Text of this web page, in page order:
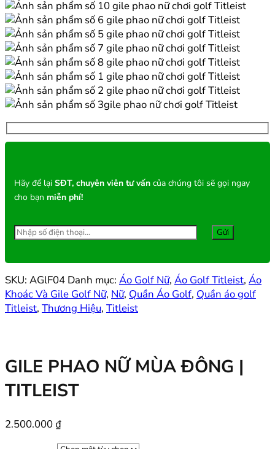
Hãy để lại SĐT, chuyên viên tư vấn của chúng tôi sẽ gọi ngay
cho bạn miễn phí!
SKU: AGlF04 Danh mục: Áo Golf Nữ, Áo Golf Titleist, Áo
Khoác Và Gile Golf Nữ, Nữ, Quần Áo Golf, Quần áo golf
Titleist, Thương Hiệu, Titleist
GILE PHAO NỮ MÙA ĐÔNG |
TITLEIST
2.500.000 ₫